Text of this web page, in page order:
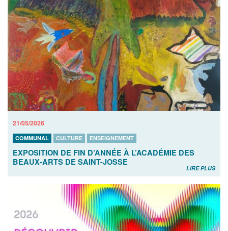
21/05/2026
COMMUNAL CULTURE ENSEIGNEMENT
EXPOSITION DE FIN D’ANNÉE À L’ACADÉMIE DES
BEAUX-ARTS DE SAINT-JOSSE
LIRE PLUS